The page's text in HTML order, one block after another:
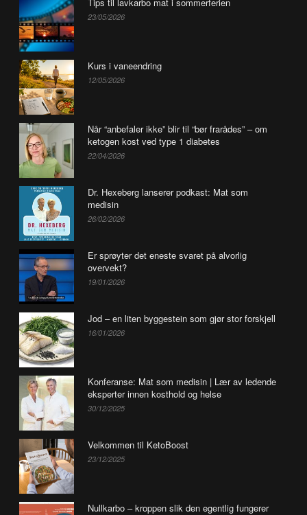
23/05/2026
Kurs i vaneendring
12/05/2026
Når “anbefaler ikke” blir til “bør frarådes” – om
ketogen kost ved type 1 diabetes
22/04/2026
Dr. Hexeberg lanserer podkast: Mat som
medisin
26/02/2026
Er sprøyter det eneste svaret på alvorlig
overvekt?
19/01/2026
Jod – en liten byggestein som gjør stor forskjell
16/01/2026
Konferanse: Mat som medisin | Lær av ledende
eksperter innen kosthold og helse
30/12/2025
Velkommen til KetoBoost
23/12/2025
Nullkarbo – kroppen slik den egentlig fungerer